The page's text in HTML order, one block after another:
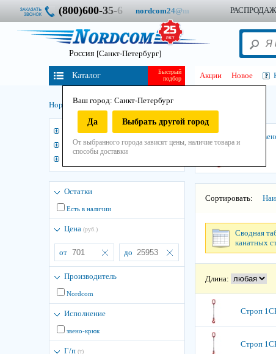
(800)600-35-6 nordcom24@m
Россия [Санкт-Петербург]
Ваш город: Санкт-Петербург
Да Выбрать другой город
От выбранного города зависят цены, наличие товара и
способы доставки
Быстрый
подбор
Каталог Акции Новое
Нордком/Стропы/ Строп канатный стальной
1СК крюк-крюк
1СК звено-крюк
Остатки
Есть в наличии
Цена (руб.)
от до
Производитель
Nordcom
Исполнение
звено-крюк
Г/п (т)
3
1СК
Сортировать:
Сводная
канатных
Длина:
Строп
Строп